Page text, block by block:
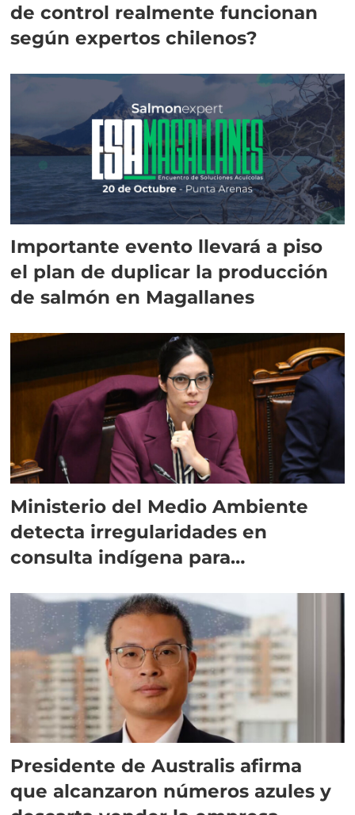
de control realmente funcionan
según expertos chilenos?
Importante evento llevará a piso
el plan de duplicar la producción
de salmón en Magallanes
Ministerio del Medio Ambiente
detecta irregularidades en
consulta indígena para
Presidente de Australis afirma
que alcanzaron números azules y